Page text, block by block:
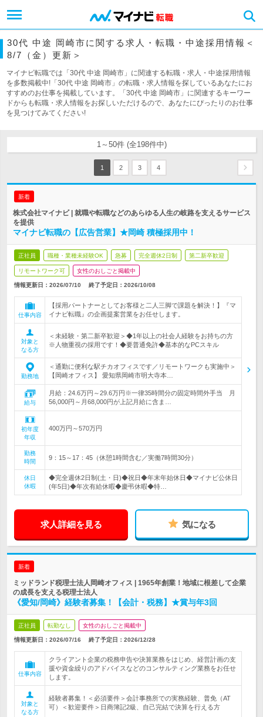
30代 中途 岡崎市に関する求人・転職・中途採用情報＜
8/7（金）更新＞
マイナビ転職では「30代 中途 岡崎市」に関連する転職・求人・中途採用情報
を多数掲載中!「30代 中途 岡崎市」の転職・求人情報を探しているあなたにお
すすめのお仕事を掲載しています。「30代 中途 岡崎市」に関連するキーワー
ドからも転職・求人情報をお探しいただけるので、あなたにぴったりのお仕事
を見つけてみてください!
1～50件 (全198件中)
1 2 3 4
新着
株式会社マイナビ | 就職や転職などのあらゆる人生の岐路を支えるサービス
を提供
マイナビ転職の【広告営業】★岡崎 積極採用中！
正社員 職種・業種未経験OK 急募 完全週休2日制 第二新卒歓迎
リモートワーク可 女性のおしごと掲載中
情報更新日：2026/07/10 終了予定日： 2026/10/08
仕事内容
【採用パートナーとしてお客様と二人三脚で課題を解決！】『マ
イナビ転職』の企画提案営業をお任せします。
対象と
なる方
＜未経験・第二新卒歓迎＞◆1年以上の社会人経験をお持ちの方
※人物重視の採用です！◆要普通免許◆基本的なPCスキル
勤務地
＜通勤に便利な駅チカオフィスです／リモートワークも実施中＞
【岡崎オフィス】 愛知県岡崎市明大寺本…
給与
月給：24.6万円～29.6万円※一律35時間分の固定時間外手当 月
56,000円～月68,000円が上記月給に含ま…
初年度
年収
400万円～570万円
勤務
時間
9：15～17：45（休憩1時間含む／実働7時間30分）
休日
休暇
◆完全週休2日制(土・日)◆祝日◆年末年始休日◆マイナビ公休日
(年5日)◆年次有給休暇◆慶弔休暇◆特…
求人詳細を見る 気になる
新着
ミッドランド税理士法人岡崎オフィス | 1965年創業！地域に根差して企業
の成長を支える税理士法人
《愛知/岡崎》経験者募集！【会計・税務】★賞与年3回
正社員 転勤なし 女性のおしごと掲載中
情報更新日：2026/07/16 終了予定日： 2026/12/28
仕事内容
クライアント企業の税務申告や決算業務をはじめ、経営計画の支
援や資金繰りのアドバイスなどのコンサルティング業務をお任せ
します。
対象と
なる方
経験者募集！＜必須要件＞会計事務所での実務経験、普免（AT
可）＜歓迎要件＞日商簿記2級、自己完結で決算を行える方